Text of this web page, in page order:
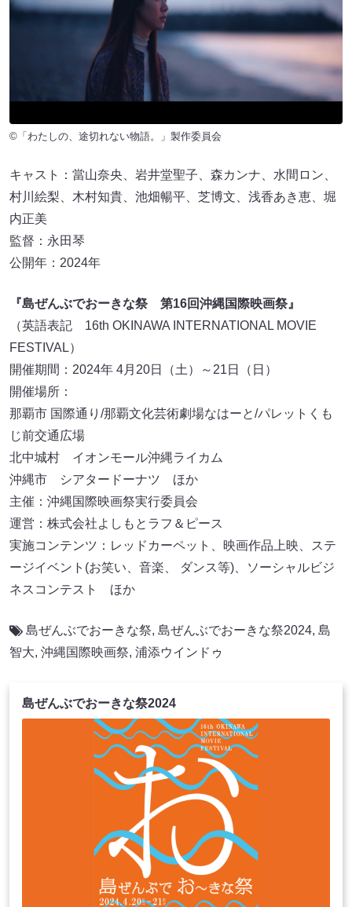
©「わたしの、途切れない物語。」製作委員会
キャスト：當山奈央、岩井堂聖子、森カンナ、水間ロン、
村川絵梨、木村知貴、池畑暢平、芝博文、浅香あき恵、堀
内正美
監督：永田琴
公開年：2024年
『島ぜんぶでおーきな祭 第16回沖縄国際映画祭』
（英語表記 16th OKINAWA INTERNATIONAL MOVIE
FESTIVAL）
開催期間：2024年 4月20日（土）～21日（日）
開催場所：
那覇市 国際通り/那覇文化芸術劇場なはーと/パレットくも
じ前交通広場
北中城村 イオンモール沖縄ライカム
沖縄市 シアタードーナツ ほか
主催：沖縄国際映画祭実行委員会
運営：株式会社よしもとラフ＆ピース
実施コンテンツ：レッドカーペット、映画作品上映、ステ
ージイベント(お笑い、音楽、 ダンス等)、ソーシャルビジ
ネスコンテスト ほか
島ぜんぶでおーきな祭, 島ぜんぶでおーきな祭2024, 島
智大, 沖縄国際映画祭, 浦添ウインドゥ
島ぜんぶでおーきな祭2024